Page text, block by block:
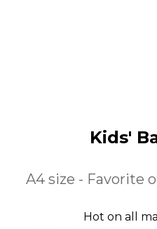
Kids'
A4 size - Favorite
Hot on all